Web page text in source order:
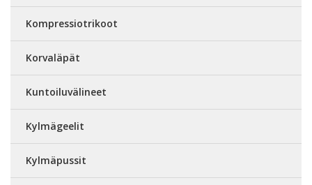
Kompressiotrikoot
Korvaläpät
Kuntoiluvälineet
Kylmägeelit
Kylmäpussit